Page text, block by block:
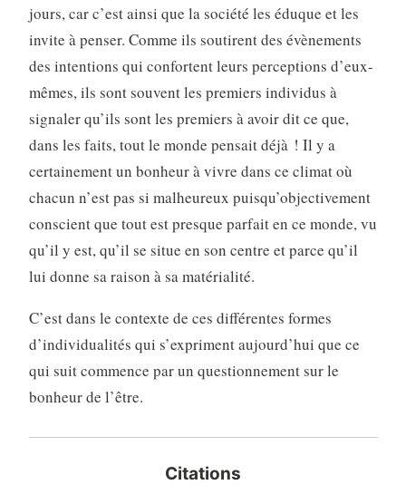
jours, car c’est ainsi que la société les éduque et les
invite à penser. Comme ils soutirent des évènements
des intentions qui confortent leurs percep­tions d’eux-
mêmes, ils sont souvent les premiers individus à
signaler qu’ils sont les premiers à avoir dit ce que,
dans les faits, tout le monde pensait déjà ! Il y a
certainement un bonheur à vivre dans ce climat où
chacun n’est pas si mal­heureux puisqu’objectivement
conscient que tout est presque parfait en ce monde, vu
qu’il y est, qu’il se situe en son centre et parce qu’il
lui donne sa raison à sa matérialité.
C’est dans le contexte de ces différentes formes
d’individualités qui s’expriment aujourd’hui que ce
qui suit commence par un questionnement sur le
bonheur de l’être.
Citations